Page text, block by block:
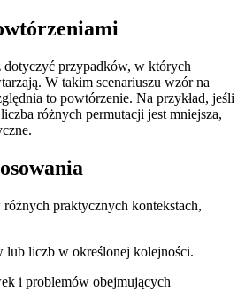
dotyczyć przypadków, w których
W takim scenariuszu wzór na
to powtórzenie. Na przykład, jeśli
różnych permutacji jest mniejsza,
praktycznych kontekstach,
lub liczb w określonej kolejności.
i problemów obejmujących